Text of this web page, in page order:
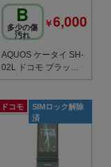
B
多少の傷
汚れ
￥6,000
AQUOS ケータイ SH-
02L ドコモ ブラック c
20752
ドコモ
SIMロック解除
済